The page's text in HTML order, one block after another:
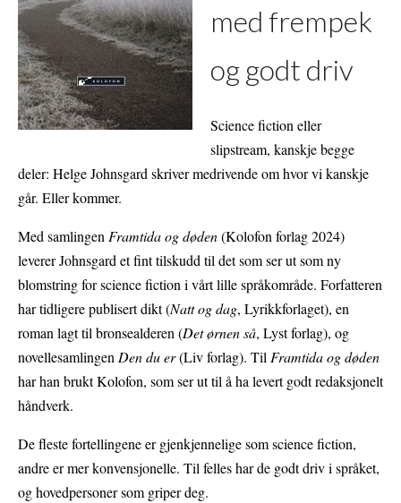
med frempek
og godt driv
Science fiction eller
slipstream, kanskje begge
deler: Helge Johnsgard skriver medrivende om hvor vi kanskje
går. Eller kommer.
Med samlingen Framtida og døden(Kolofon forlag 2024)
leverer Johnsgard et fint tilskudd til det som ser ut som ny
blomstring for science fiction i vårt lille språkområde. Forfatteren
har tidligere publisert dikt (Natt og dag, Lyrikkforlaget), en
roman lagt til bronsealderen (Det ørnen så, Lyst forlag), og
novellesamlingen Den du er(Liv forlag). Til Framtida og døden
har han brukt Kolofon, som ser ut til å ha levert godt redaksjonelt
håndverk.
De fleste fortellingene er gjenkjennelige som science fiction,
andre er mer konvensjonelle. Til felles har de godt driv i språket,
og hovedpersoner som griper deg.